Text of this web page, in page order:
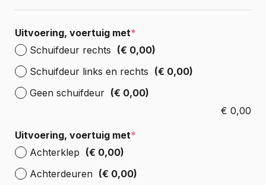
Uitvoering, voertuig met*
Schuifdeur rechts (€ 0,00)
Schuifdeur links en rechts (€ 0,00)
Geen schuifdeur (€ 0,00)
€ 0,00
Uitvoering, voertuig met*
Achterklep (€ 0,00)
Achterdeuren (€ 0,00)